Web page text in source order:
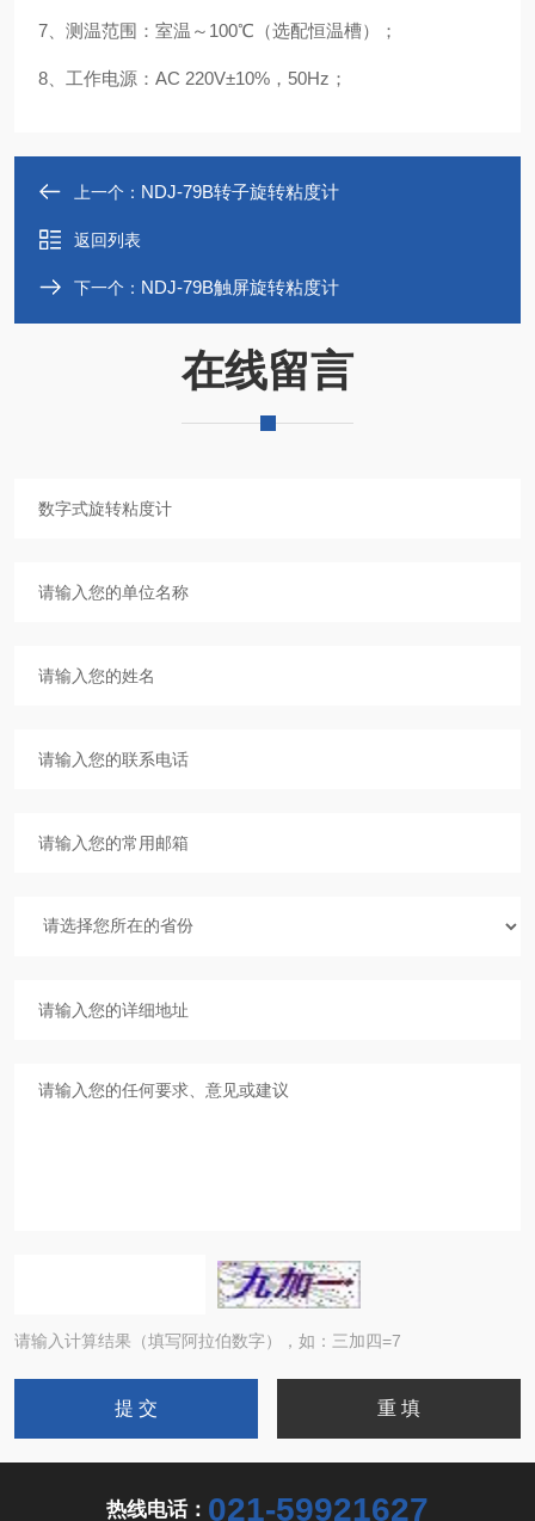
7、测温范围：室温～100℃（选配恒温槽）；
8、工作电源：AC 220V±10%，50Hz；
上一个： NDJ-79B转子旋转粘度计
返回列表
下一个： NDJ-79B触屏旋转粘度计
在线留言
请输入计算结果（填写阿拉伯数字），如：三加四=7
热线电话： 021-59921627